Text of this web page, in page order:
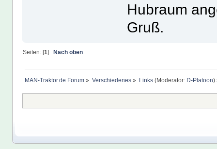
Hubraum
Gruß.
Seiten: [1] Nach oben
MAN-Traktor.de Forum » Verschiedenes » Links(Moderator: D-Platoon)